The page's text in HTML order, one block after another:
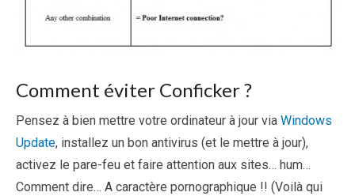
Comment éviter Conficker ?
Pensez à bien mettre votre ordinateur à jour via Windows
Update, installez un bon antivirus (et le mettre à jour),
activez le pare-feu et faire attention aux sites… hum…
Comment dire… A caractère pornographique !! (Voilà qui